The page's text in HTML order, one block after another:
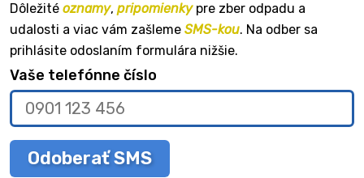
Dôležité oznamy, pripomienkypre zber odpadu a
udalosti a viac vám zašleme SMS-kou. Na odber sa
prihlásite odoslaním formulára nižšie.
Vaše telefónne číslo
Odoberať SMS